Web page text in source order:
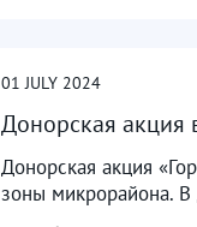
01 JULY 2024
Донорская акция
Донорская акция
зоны микрорайона. В